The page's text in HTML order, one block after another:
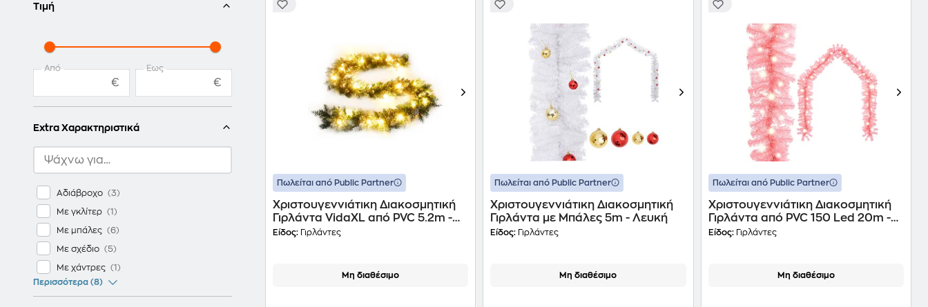
Τιμή
Από
€
Έως
€
Extra Χαρακτηριστικά
Αδιάβροχο
Με γκλίτερ
Με μπάλες
Με σχέδιο
Με χάντρες
Περισσότερα (8)
Πωλείται από Public Partner
Χριστουγεννιάτικη Διακοσμητική
Γιρλάντα VidaXL από PVC 5.2m -
Πράσινη
Είδος: Γιρλάντες
Μη διαθέσιμο
Πωλείται από Public Partner
Χριστουγεννιάτικη Διακοσμητική
Γιρλάντα με Μπάλες 5m - Λευκή
Είδος: Γιρλάντες
Μη διαθέσιμο
Πωλείται από Public Partner
Xριστουγεννιάτικη Διακοσμητική
Γιρλάντα από PVC 150 Led 20m -
Ροζ
Είδος:Γιρλάντες
Μη διαθέσιμο